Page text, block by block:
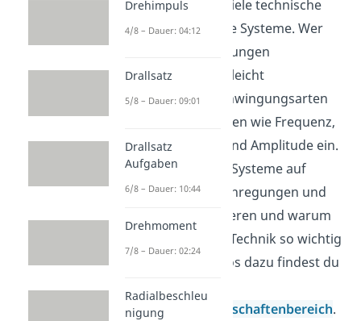
sind zentral für viele technische
und physikalische Systeme. Wer
sich mit Schwingungen
beschäftigt, vergleicht
verschiedene Schwingungsarten
und ordnet Größen wie Frequenz,
Periodendauer und Amplitude ein.
So wird klar, wie Systeme auf
Auslenkungen, Anregungen und
Dämpfung reagieren und warum
Resonanz in der Technik so wichtig
ist. Weitere Videos dazu findest du
Ingenieurwissenschaftenbereich.
Drehimpuls
4/8 – Dauer: 04:12
Drallsatz
5/8 – Dauer: 09:01
Drallsatz
Aufgaben
6/8 – Dauer: 10:44
Drehmoment
7/8 – Dauer: 02:24
Radialbeschleu
nigung